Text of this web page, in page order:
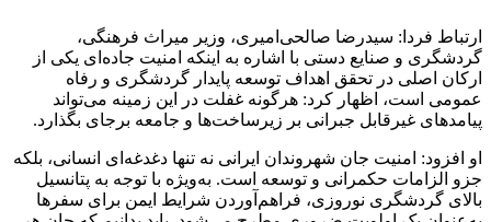
ارتباط فردا: سیدرضا صالحی‌امیری، وزیر میراث‌ فرهنگی،
گردشگری و صنایع‌ دستی با اشاره به اینکه امنیت جاده‌ای یکی از
ارکان اصلی در تحقق اهداف توسعه پایدار گردشگری و رفاه
عمومی است، اظهار کرد: هرگونه غفلت در این زمینه می‌تواند
پیامدهای غیرقابل جبرانی بر زیرساخت‌ها و جامعه برجای بگذارد.
او افزود: امنیت جان شهروندان ایرانی نه تنها دغدغه‌ای انسانی، بلکه
جزو الزامات حکمرانی و توسعه است. به‌ویژه با توجه به پتانسیل
بالای گردشگری نوروزی، فراهم‌آوردن شرایط ایمن برای سفرها